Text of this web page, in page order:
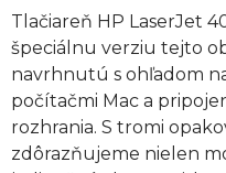
Tlačiareň HP LaserJet
špeciálnu verziu tejto
navrhnutú s ohľadom
počítačmi Mac a
rozhrania. S tromi
zdôrazňujeme nielen